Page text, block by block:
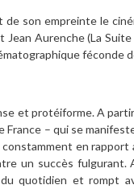
son empreinte le
Jean Aurenche (La Suite
féconde
et protéiforme. A
– qui se
en rapport
un succès fulgurant.
quotidien et rompt